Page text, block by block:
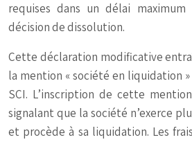
requises dans un délai
décision de dissolution.
Cette déclaration modificative
la mention « société en liquidation
SCI. L’inscription de cette
signalant que la société n’exerce
et procède à sa liquidation. Les